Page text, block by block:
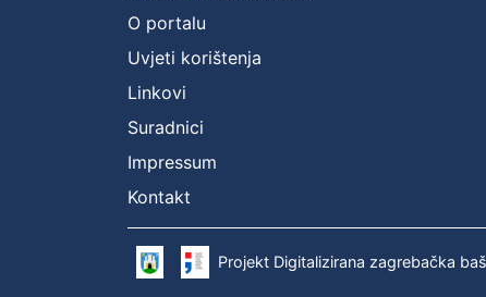
O portalu
Uvjeti korištenja
Linkovi
Suradnici
Impressum
Kontakt
Projekt Digitalizirana zagrebačka